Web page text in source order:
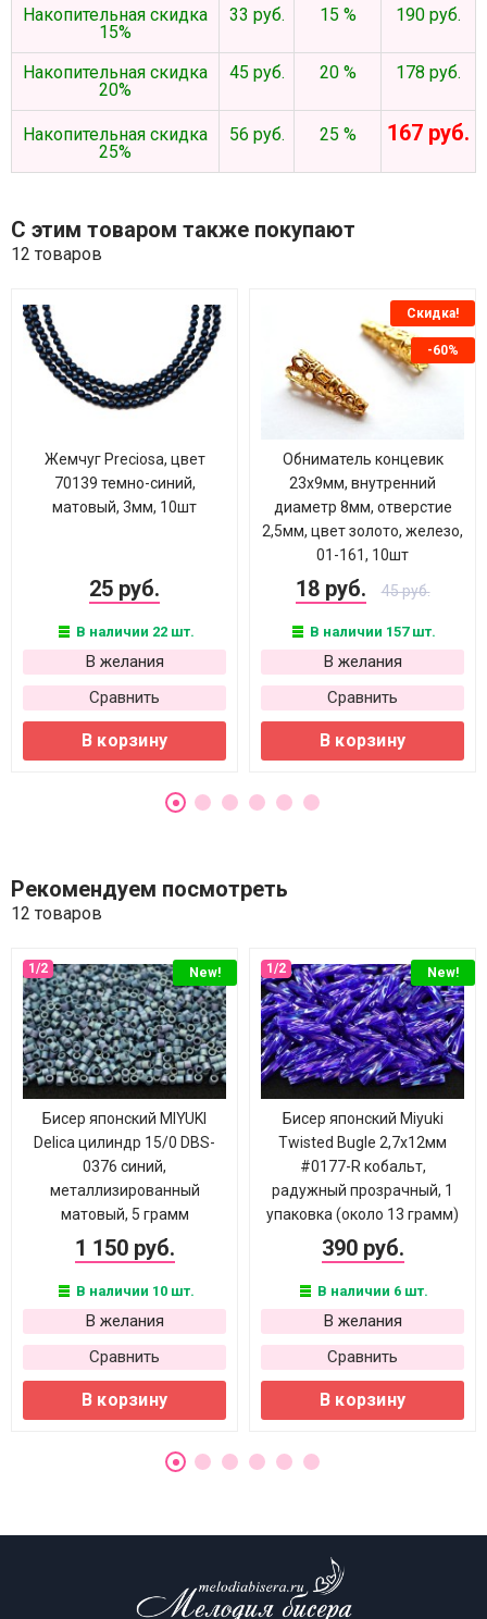
Накопительная скидка
15%
33 руб. 15 % 190 руб.
Накопительная скидка
20%
45 руб. 20 % 178 руб.
Накопительная скидка
25%
56 руб. 25 % 167 руб.
С этим товаром также покупают
12 товаров
Жемчуг Preciosa, цвет
70139 темно-синий,
матовый, 3мм, 10шт
25 руб.
В наличии 22 шт.
В желания
Сравнить
В корзину
Скидка!
-60%
Обниматель концевик
23х9мм, внутренний
диаметр 8мм, отверстие
2,5мм, цвет золото, железо,
01-161, 10шт
18 руб. 45 руб.
В наличии 157 шт.
В желания
Сравнить
В корзину
Рекомендуем посмотреть
12 товаров
New!
Бисер японский MIYUKI
Delica цилиндр 15/0 DBS-
0376 синий,
металлизированный
матовый, 5 грамм
1 150 руб.
В наличии 10 шт.
В желания
Сравнить
В корзину
New!
Бисер японский Miyuki
Twisted Bugle 2,7х12мм
#0177-R кобальт,
радужный прозрачный, 1
упаковка (около 13 грамм)
390 руб.
В наличии 6 шт.
В желания
Сравнить
В корзину